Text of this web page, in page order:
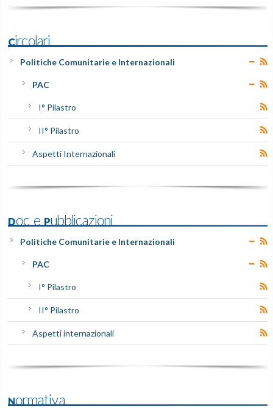
Circolari
Politiche Comunitarie e Internazionali
PAC
I° Pilastro
II° Pilastro
Aspetti Internazionali
Doc e Pubblicazioni
Politiche Comunitarie e Internazionali
PAC
I° Pilastro
II° Pilastro
Aspetti internazionali
Normativa